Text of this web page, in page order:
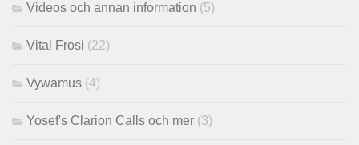
Videos och annan information (5)
Vital Frosi (22)
Vywamus (4)
Yosef's Clarion Calls och mer (3)